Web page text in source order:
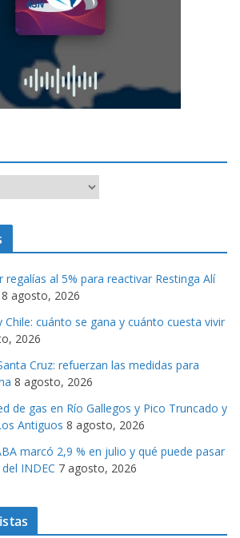
regalías al 5% para reactivar Restinga Alí
8 agosto, 2026
Chile: cuánto se gana y cuánto cuesta vivir
2026
Cruz: refuerzan las medidas para
8 agosto, 2026
de gas en Río Gallegos y Pico Truncado y
Antiguos 8 agosto, 2026
marcó 2,9 % en julio y qué puede pasar
INDEC 7 agosto, 2026